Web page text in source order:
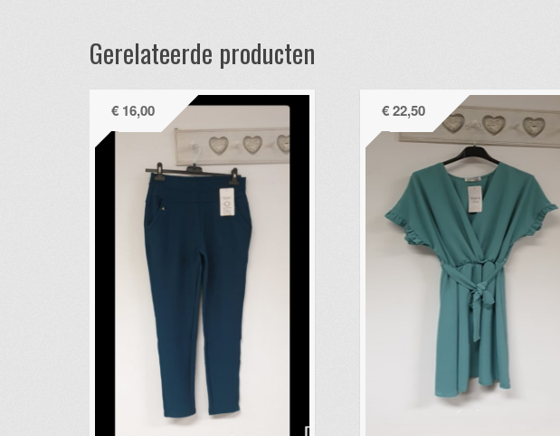
Gerelateerde producten
€ 16,00 €22,50